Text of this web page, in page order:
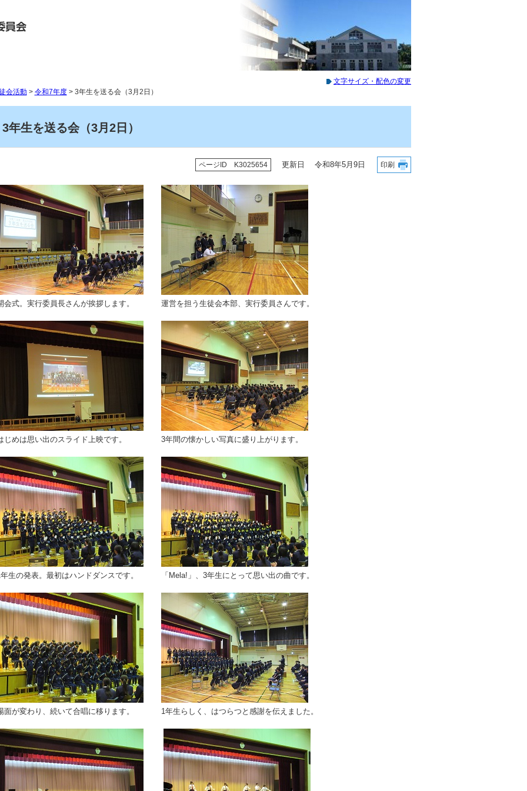
文字サイズ・配色の変更
会活動> 令和7年度> 3年生を送る会（3月2日）
3年生を送る会（3月2日）
ページID K3025654 更新日 令和8年5月9日 印刷
会式。実行委員長さんが挨拶します。 運営を担う生徒会本部、実行委員さんです。
じめは思い出のスライド上映です。 3年間の懐かしい写真に盛り上がります。
生の発表。最初はハンドダンスです。 「Mela!」、3年生にとって思い出の曲です。
面が変わり、続いて合唱に移ります。 1年生らしく、はつらつと感謝を伝えました。